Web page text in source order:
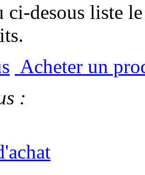
ci-desous liste
Acheter un
: